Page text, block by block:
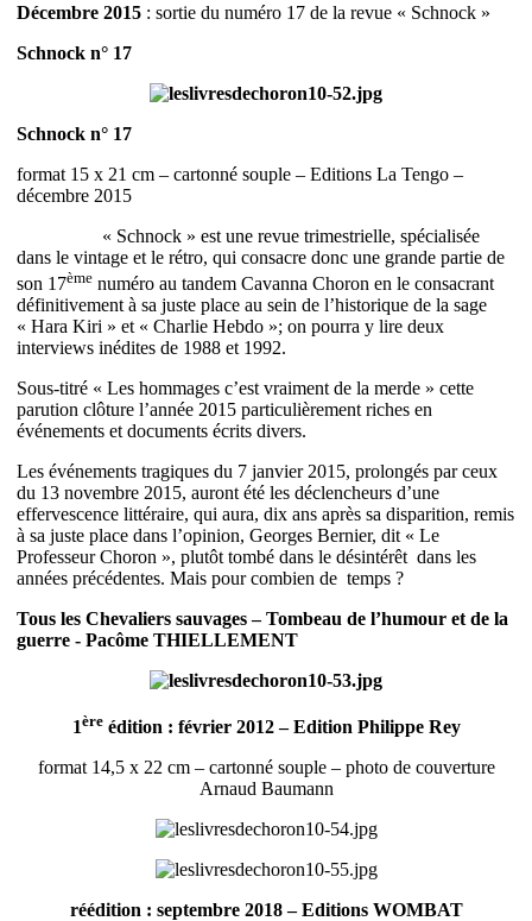
Décembre 2015 : sortie du numéro 17 de la revue « Schnock »
Schnock n° 17
Schnock n° 17
format 15 x 21 cm – cartonné souple – Editions La Tengo –
décembre 2015
« Schnock » est une revue trimestrielle, spécialisée
dans le vintage et le rétro, qui consacre donc une grande partie de
son 17ème numéro au tandem Cavanna Choron en le consacrant
définitivement à sa juste place au sein de l’historique de la sage
« Hara Kiri » et « Charlie Hebdo »; on pourra y lire deux
interviews inédites de 1988 et 1992.
Sous-titré « Les hommages c’est vraiment de la merde » cette
parution clôture l’année 2015 particulièrement riches en
événements et documents écrits divers.
Les événements tragiques du 7 janvier 2015, prolongés par ceux
du 13 novembre 2015, auront été les déclencheurs d’une
effervescence littéraire, qui aura, dix ans après sa disparition, remis
à sa juste place dans l’opinion, Georges Bernier, dit « Le
Professeur Choron », plutôt tombé dans le désintérêt dans les
années précédentes. Mais pour combien de temps ?
Tous les Chevaliers sauvages – Tombeau de l’humour et de la
guerre - Pacôme THIELLEMENT
1èreédition : février 2012 – Edition Philippe Rey
format 14,5 x 22 cm – cartonné souple – photo de couverture
Arnaud Baumann
réédition : septembre 2018 – Editions WOMBAT